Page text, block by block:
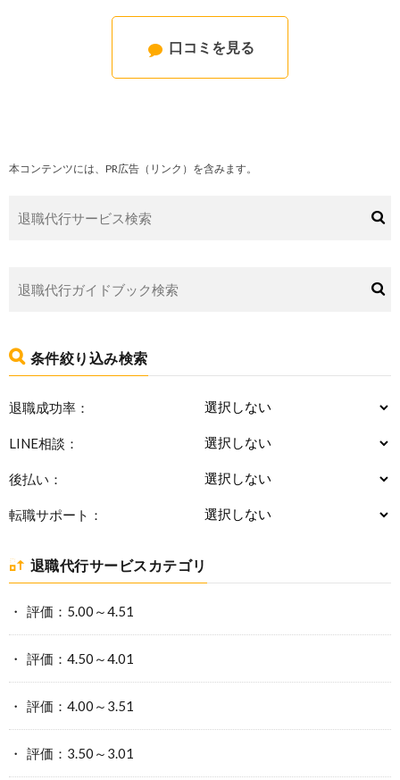
口コミを見る
本コンテンツには、PR広告（リンク）を含みます。
条件絞り込み検索
退職成功率：
LINE相談：
後払い：
転職サポート：
退職代行サービスカテゴリ
評価：5.00～4.51
評価：4.50～4.01
評価：4.00～3.51
評価：3.50～3.01